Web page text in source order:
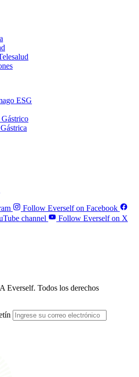
ESG
Follow Everself on Facebook
channel
Follow Everself on X
Everself. Todos los derechos